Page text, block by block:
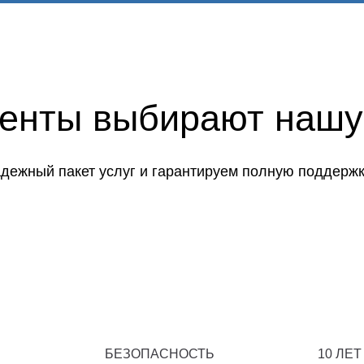
выбирают
пакет услуг и гарантируем полную
БЕЗОПАСНОСТЬ 10